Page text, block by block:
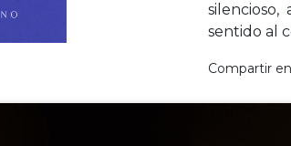
sentido al
Compartir